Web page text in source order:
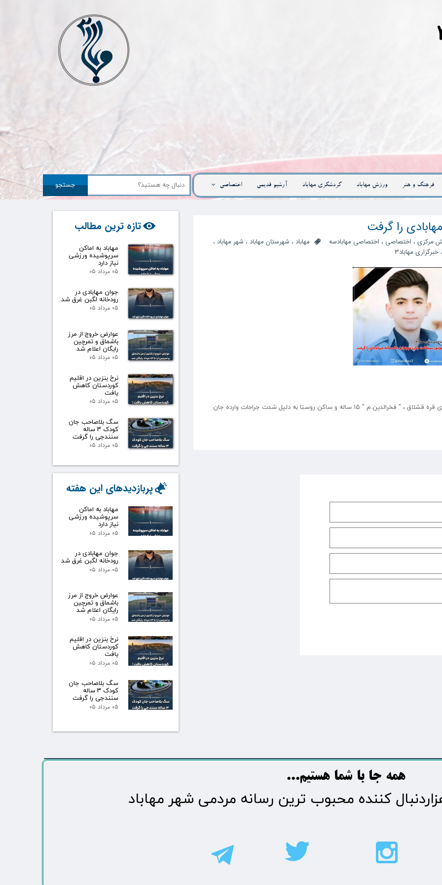
فرهنگ و هنر ورزش مهاباد گردشگری مهاباد آرشیو قدیمی اختصاصی جستجو
مرکزی ، اختصاصی ، اختصاصی مهابادسه مهاباد ، شهرستان مهاباد ، شهر مهاباد ،
خبرگزاری مهاباد۳
شب گذشته ۲۴ مردادماه در پی برخورد دو راکب موتور در روستای قره قشلاق ، " فخرالدین.م " ۱۵ ساله و ساکن روستا به دلیل شدت جراحات وارده جان
تازه ترین مطالب
مهاباد به اماکن
سرپوشیده ورزشی
نیاز دارد
۰۵ مرداد ۰۵
جوان مهابادی در
رودخانه لگبن غرق شد
۰۵ مرداد ۰۵
عوارض خروج از مرز
باشماق و تمرچین
رایگان اعلام شد
۰۵ مرداد ۰۵
نرخ بنزین در اقلیم
کوردستان کاهش
یافت
۰۵ مرداد ۰۵
سگ بلاصاحب جان
کودک ۳ ساله
سنندجی را گرفت
۰۵ مرداد ۰۵
مهاباد به اماکن
سرپوشیده ورزشی
نیاز دارد
۰۵ مرداد ۰۵
جوان مهابادی در
رودخانه لگبن غرق شد
۰۵ مرداد ۰۵
عوارض خروج از مرز
باشماق و تمرچین
رایگان اعلام شد
۰۵ مرداد ۰۵
نرخ بنزین در اقلیم
کوردستان کاهش
یافت
۰۵ مرداد ۰۵
سگ بلاصاحب جان
کودک ۳ ساله
سنندجی را گرفت
۰۵ مرداد ۰۵
پربازدیدهای این هفته
​​​همه جا با شما هستیم...​​​​​​​​​​​​​​